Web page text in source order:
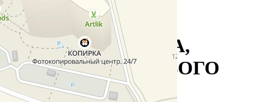
Аренда
Жилой дом
105472 - Г. МОСКВА,
ВАСИЛИЯ ЛАНОВОГО
УЛИЦА, Д.1К2